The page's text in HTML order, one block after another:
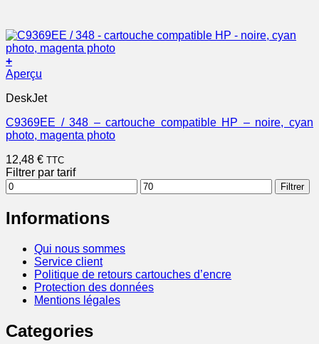
+
Aperçu
DeskJet
C9369EE / 348 – cartouche compatible HP – noire, cyan
photo, magenta photo
12,48 € TTC
Filtrer par tarif
Prix
min
Prix
max
Filtrer
Informations
Qui nous sommes
Service client
Politique de retours cartouches d’encre
Protection des données
Mentions légales
Categories